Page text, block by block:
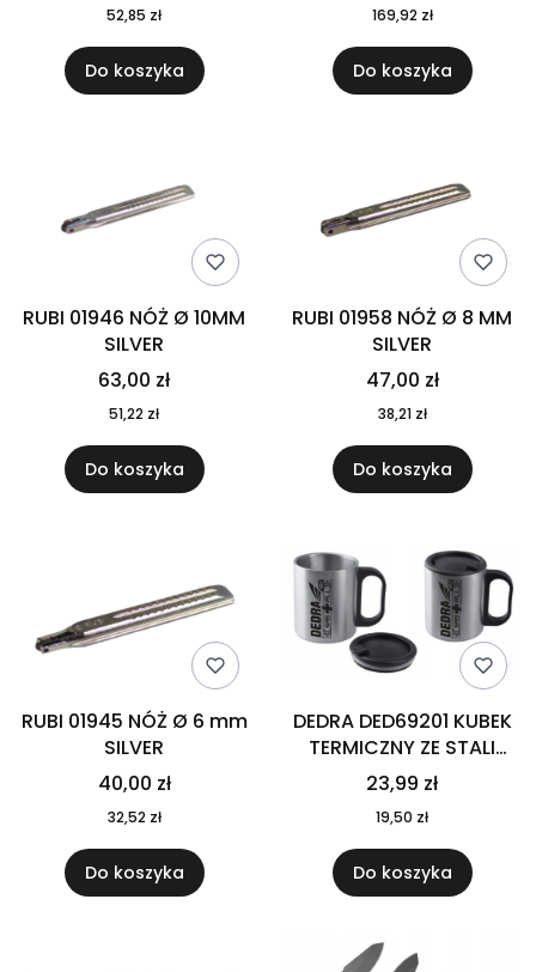
52,85 zł
Do koszyka
169,92 zł
Do koszyka
RUBI 01946 NÓŻ Ø 10MM
SILVER
63,00 zł
51,22 zł
Do koszyka
RUBI 01958 NÓŻ Ø 8 MM
SILVER
47,00 zł
38,21 zł
Do koszyka
RUBI 01945 NÓŻ Ø 6 mm
SILVER
40,00 zł
32,52 zł
Do koszyka
DEDRA DED69201 KUBEK
TERMICZNY ZE STALI
NIERDZEWNEJ Z
POKRYWKĄ
23,99 zł
19,50 zł
Do koszyka